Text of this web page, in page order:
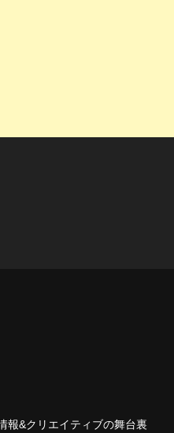
報&クリエイティブの舞台裏